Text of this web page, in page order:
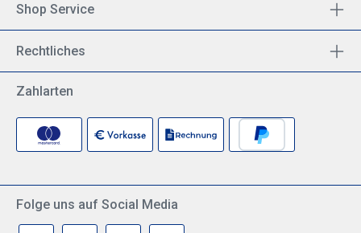
Shop Service
Rechtliches
Zahlarten
Folge uns auf Social Media